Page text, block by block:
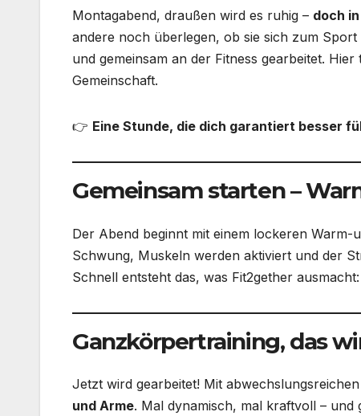
Montagabend, draußen wird es ruhig – doch
andere noch überlegen, ob sie sich zum
und gemeinsam an der Fitness gearbeitet.
Gemeinschaft.
👉 Eine Stunde, die dich garantiert besser
Gemeinsam starten –
Der Abend beginnt mit einem lockeren
Schwung, Muskeln werden aktiviert und der
Schnell entsteht das, was Fit2gether
Ganzkörpertraining, das
Jetzt wird gearbeitet! Mit
und Arme. Mal dynamisch, mal kraftvoll – und